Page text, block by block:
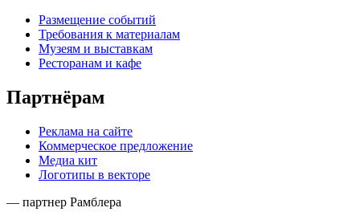
Размещение событий
Требования к материалам
Музеям и выставкам
Ресторанам и кафе
Партнёрам
Реклама на сайте
Коммерческое предложение
Медиа кит
Логотипы в векторе
— партнер Рамблера